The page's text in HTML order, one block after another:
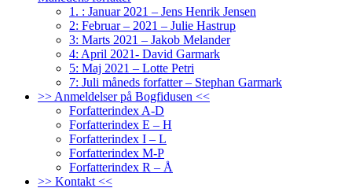
1. : Januar 2021 – Jens Henrik Jensen
2: Februar – 2021 – Julie Hastrup
3: Marts 2021 – Jakob Melander
4: April 2021- David Garmark
5: Maj 2021 – Lotte Petri
7: Juli måneds forfatter – Stephan Garmark
>> Anmeldelser på Bogfidusen <<
Forfatterindex A-D
Forfatterindex E – H
Forfatterindex I – L
Forfatterindex M-P
Forfatterindex R – Å
>> Kontakt <<